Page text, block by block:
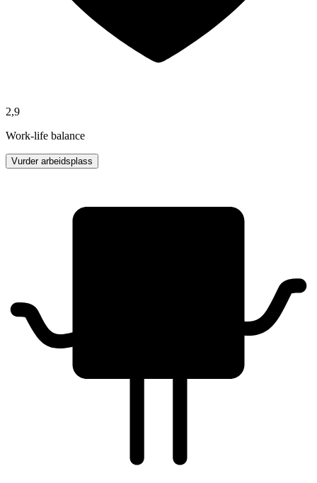
2,9
Work-life balance
Vurder arbeidsplass